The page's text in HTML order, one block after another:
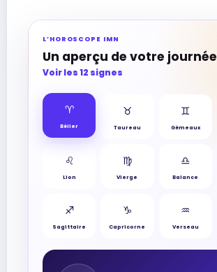
L’HOROSCOPE IMN
Un aperçu de votre journée
Voir les 12 signes
♈︎
Bélier
♉︎
Taureau
♊︎
Gémeaux
♌︎
Lion
♍︎
Vierge
♎︎
Balance
♐︎
Sagittaire
♑︎
Capricorne
♒︎
Verseau